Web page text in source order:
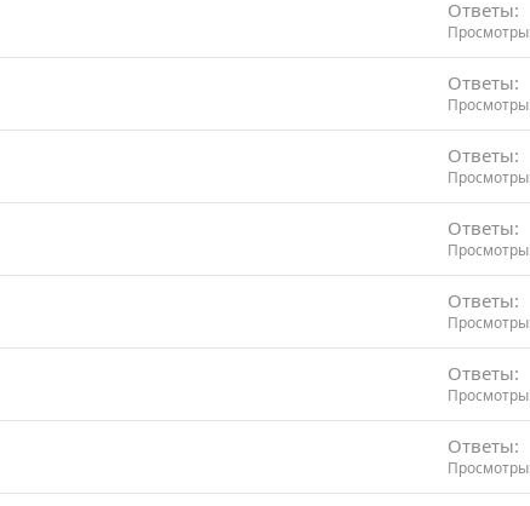
Ответы
Просмотры
Ответы
Просмотры
Ответы
Просмотры
Ответы
Просмотры
Ответы
Просмотры
Ответы
Просмотры
Ответы
Просмотры